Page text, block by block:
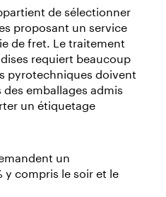
de sélectionner
proposant un service
de fret. Le traitement
requiert beaucoup
pyrotechniques doivent
emballages admis
un étiquetage
un
compris le soir et le